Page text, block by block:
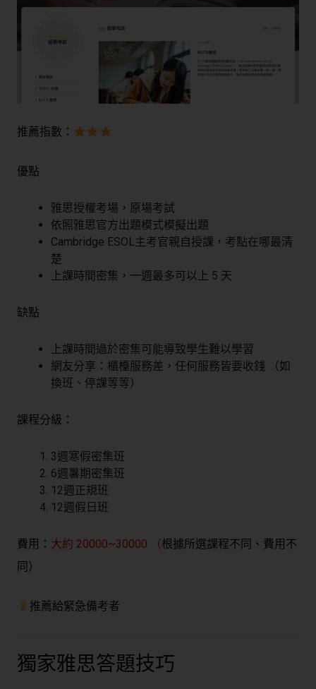
推薦指數：
優點
雅思授權考場，原場考試
依照雅思官方出題模式模擬出題
Cambridge ESOL主考官親自授課，考點在哪最清
楚
上課時間密集，一週最多可以上 5 天
缺點
上課時間過於密集可能導致學生難以學習
網友分享：櫃檯服務差，任何服務皆要收錢 （如
換班、停課等等）
課程分級：
3週寒假密集班
6週暑期密集班
12週正規班
12週假日班
費用： 大約 20000~30000 （根據所選課程不同、費用不
同）
推薦給緊急備考者
獨家雅思答題技巧